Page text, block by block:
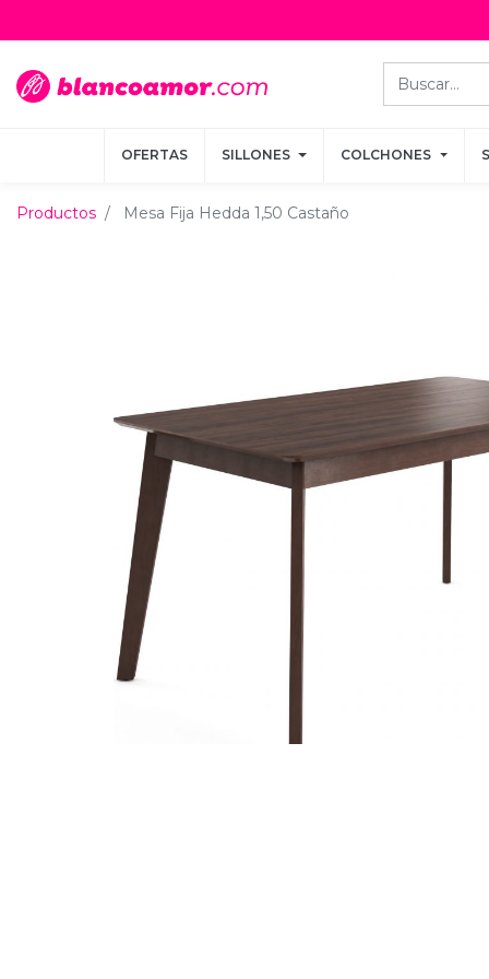
OFERTAS SILLONES COLCHONES
OFERTAS SILLONES COLCHONES
Productos Mesa Fija Hedda 1,50 Castaño